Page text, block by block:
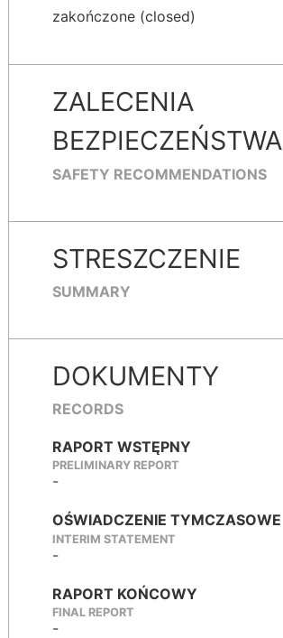
zakończone (closed)
ZALECENIA
BEZPIECZEŃSTWA
SAFETY RECOMMENDATIONS
STRESZCZENIE
SUMMARY
DOKUMENTY
RECORDS
RAPORT WSTĘPNY
PRELIMINARY REPORT
-
OŚWIADCZENIE TYMCZASOWE
INTERIM STATEMENT
-
RAPORT KOŃCOWY
FINAL REPORT
-